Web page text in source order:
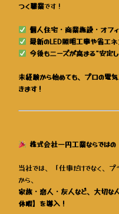
つく職業です！
個人住宅・商業施設・オフ
最新のLED照明工事や省エネ
今後もニーズが高まる“安定
未経験から始めても、プロの電
きます！
株式会社一円工業ならではの
当社では、「仕事だけでなく、
から、
家族・恋人・友人など、大切な
休暇】を導入！